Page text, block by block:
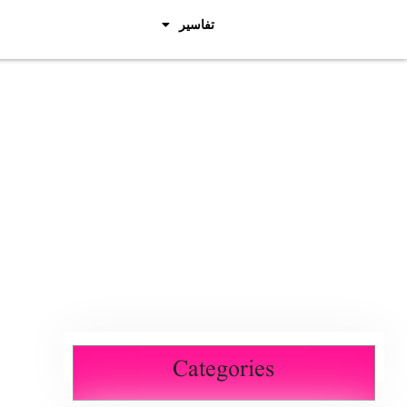
تفاسیر
Categories